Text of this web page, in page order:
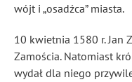
wójt i „osadźca” miasta.
10 kwietnia 1580 r. Jan
Zamościa. Natomiast
wydał dla niego